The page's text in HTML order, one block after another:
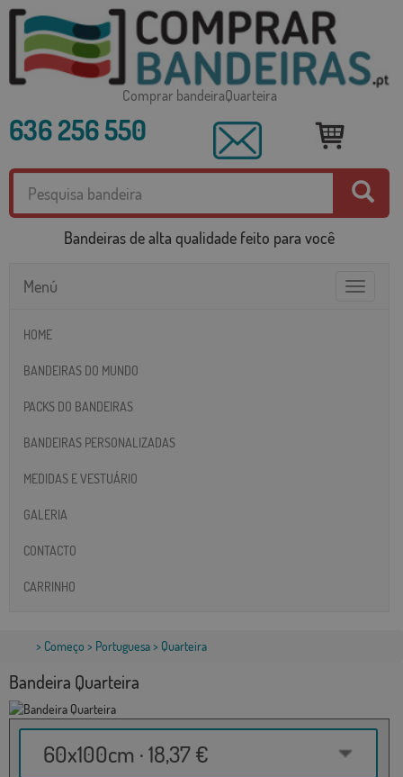
Comprar bandeiraQuarteira
636 256 550
Bandeiras de alta qualidade feito para você
Toggle
Menú
HOME
BANDEIRAS DO MUNDO
PACKS DO BANDEIRAS
BANDEIRAS PERSONALIZADAS
MEDIDAS E VESTUÁRIO
GALERIA
CONTACTO
CARRINHO
> Começo > Portuguesa> Quarteira
Bandeira Quarteira
60x100cm · 18,37 €